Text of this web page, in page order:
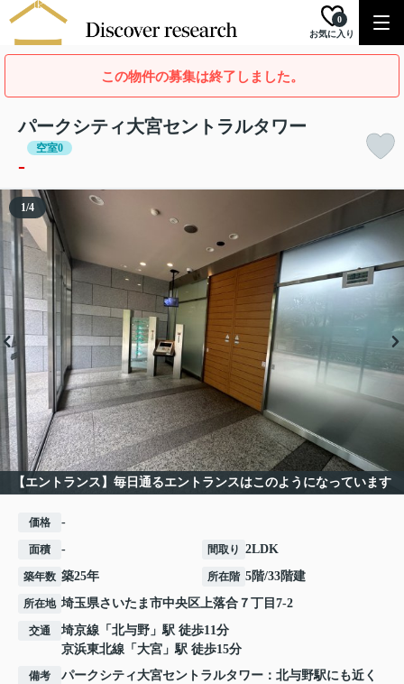
お気に入り
0
この物件の募集は終了しました。
パークシティ大宮セントラルタワー
空室0
-
【エントランス】毎日通るエントランスはこのようになっています
1/4
価格 -
面積 - 間取り 2LDK
築年数 築25年 所在階 5階/33階建
所在地 埼玉県さいたま市中央区上落合 ７丁目7-2
交通 埼京線 「 北与野 」駅 徒歩11分
京浜東北線 「 大宮 」駅 徒歩15分
備考
パークシティ大宮セントラルタワー：北与野駅にも近く